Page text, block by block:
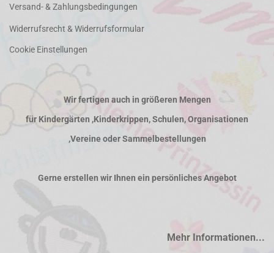
Versand- & Zahlungsbedingungen
Widerrufsrecht & Widerrufsformular
Cookie Einstellungen
Wir fertigen auch in größeren Mengen
für Kindergärten ,Kinderkrippen, Schulen, Organisationen
,Vereine oder Sammelbestellungen
Gerne erstellen wir Ihnen ein persönliches Angebot
Mehr Informationen...